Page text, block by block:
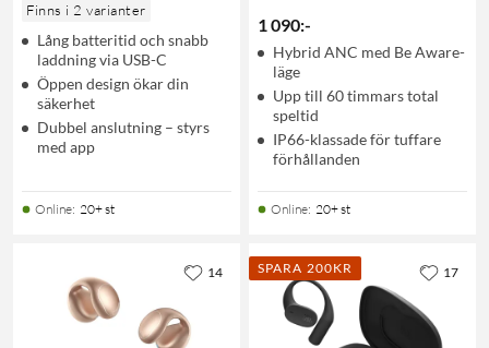
Finns i 2 varianter
Lång batteritid och snabb
laddning via USB-C
Öppen design ökar din
säkerhet
Dubbel anslutning – styrs
med app
Online: 20+ st
1 090:-
Hybrid ANC med Be Aware-
läge
Upp till 60 timmars total
speltid
IP66-klassade för tuffare
förhållanden
Online: 20+ st
14 SPARA 200KR 17